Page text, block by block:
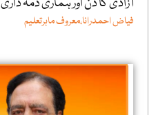
فیاض احمدرانا،معروف ماہرتعلیم